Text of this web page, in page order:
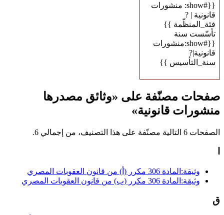
{{#show: منشورات
قانونية | ?
فئة_المنظّمة }}
تأسّست سنة
{{#show:منشورات
قانونية|?
سنة_التأسيس }}
صفحات مصنّفة على «وثائق مصدرها
منشورات قانونية»
الصفحات 6 التالية مصنّفة على هذا التصنيف، من إجمالي 6.
وثيقة:المادة 306 مكرر (أ) من قانون العقوبات المصري
وثيقة:المادة 306 مكرر (ب) من قانون العقوبات المصري
ق